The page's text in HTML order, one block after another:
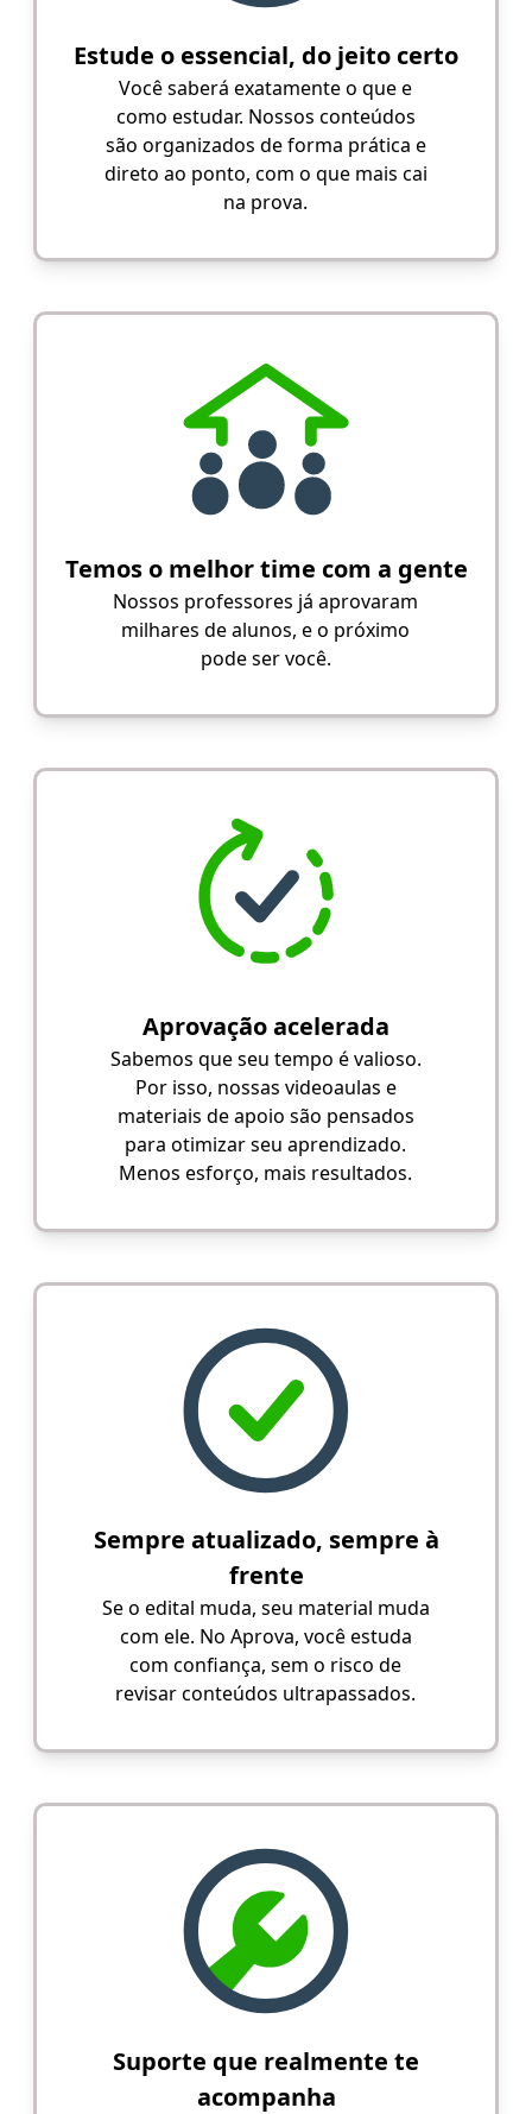
Estude o essencial, do jeito certo
Você saberá exatamente o que e
como estudar. Nossos conteúdos
são organizados de forma prática e
direto ao ponto, com o que mais cai
na prova.
Temos o melhor time com a gente
Nossos professores já aprovaram
milhares de alunos, e o próximo
pode ser você.
Aprovação acelerada
Sabemos que seu tempo é valioso.
Por isso, nossas videoaulas e
materiais de apoio são pensados
para otimizar seu aprendizado.
Menos esforço, mais resultados.
Sempre atualizado, sempre à
frente
Se o edital muda, seu material muda
com ele. No Aprova, você estuda
com confiança, sem o risco de
revisar conteúdos ultrapassados.
Suporte que realmente te
acompanha